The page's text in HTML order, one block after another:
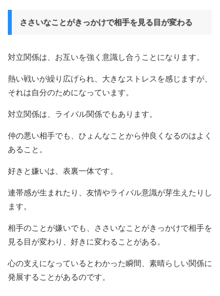
ささいなことがきっかけで相手を見る目が変わる
対立関係は、お互いを強く意識し合うことになります。
熱い戦いが繰り広げられ、大きなストレスを感じますが、
それは自分のためになっています。
対立関係は、ライバル関係でもあります。
仲の悪い相手でも、ひょんなことから仲良くなるのはよく
あること。
好きと嫌いは、表裏一体です。
連帯感が生まれたり、友情やライバル意識が芽生えたりし
ます。
相手のことが嫌いでも、ささいなことがきっかけで相手を
見る目が変わり、好きに変わることがある。
心の支えになっているとわかった瞬間、素晴らしい関係に
発展することがあるのです。